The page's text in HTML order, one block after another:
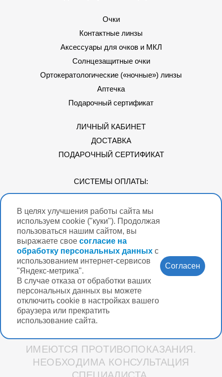
В целях улучшения работы сайта мы
используем cookie ("куки"). Продолжая
пользоваться нашим сайтом, вы
выражаете свое согласие на
обработку персональных данных с
использованием интернет-сервисов
"Яндекс-метрика".
В случае отказа от обработки ваших
персональных данных вы можете
отключить cookie в настройках вашего
браузера или прекратить
использование сайта.
Согласен
Очки
Контактные линзы
Аксессуары для очков и МКЛ
Солнцезащитные очки
Ортокератологические («ночные») линзы
Аптечка
Подарочный сертификат
ЛИЧНЫЙ КАБИНЕТ
ДОСТАВКА
ПОДАРОЧНЫЙ СЕРТИФИКАТ
СИСТЕМЫ ОПЛАТЫ:
Мы в соцсетях
Версия для
Нужна помощь?
Разработка интернет-магазина Вебформат
ИМЕЮТСЯ ПРОТИВОПОКАЗАНИЯ.
НЕОБХОДИМА КОНСУЛЬТАЦИЯ